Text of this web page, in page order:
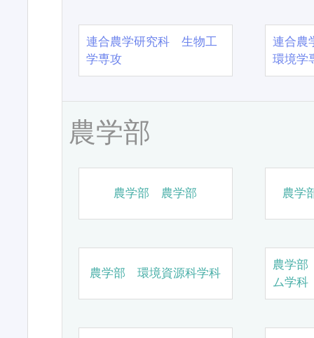
連合農学研究科 生物工
学専攻
連合農
環境学
農学部
農学部 農学部 農学
農学部 環境資源科学科
農学
ム学科